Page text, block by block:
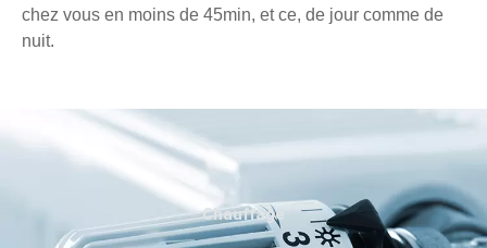
chez vous en moins de 45min, et ce, de jour comme de
nuit.
Chauffage